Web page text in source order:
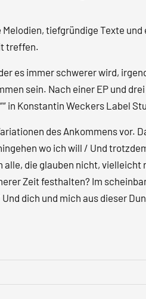
tiefgründige Texte
treffen.
es immer schwerer wird,
sein. Nach einer EP und
in Konstantin Weckers Label
des Ankommens vor.
wo ich will / Und
alle, die glauben nicht,
Zeit festhalten? Im
dich und mich aus dieser